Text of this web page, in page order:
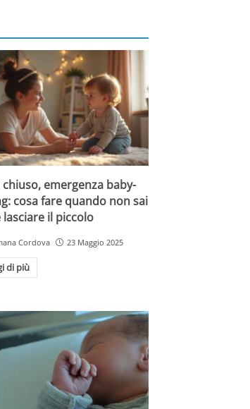
chiuso, emergenza baby-
cosa fare quando non sai
lasciare il piccolo
Cordova 23 Maggio 2025
di più